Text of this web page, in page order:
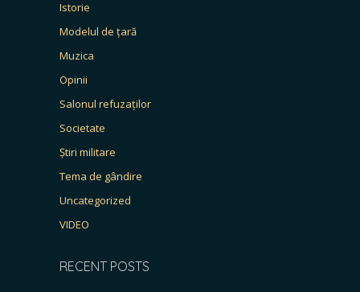
Istorie
Modelul de țară
Muzica
Opinii
Salonul refuzaților
Societate
Știri militare
Tema de gândire
Uncategorized
VIDEO
RECENT POSTS